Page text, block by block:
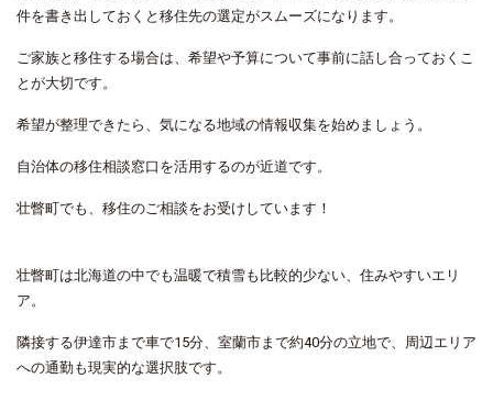
件を書き出しておくと移住先の選定がスムーズになります。
ご家族と移住する場合は、希望や予算について事前に話し合っておくこ
とが大切です。
希望が整理できたら、気になる地域の情報収集を始めましょう。
自治体の移住相談窓口を活用するのが近道です。
壮瞥町でも、移住のご相談をお受けしています！
壮瞥町は北海道の中でも温暖で積雪も比較的少ない、住みやすいエリ
ア。
隣接する伊達市まで車で15分、室蘭市まで約40分の立地で、周辺エリア
への通勤も現実的な選択肢です。